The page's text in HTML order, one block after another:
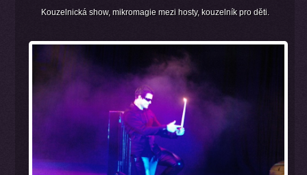
Kouzelnická show, mikromagie mezi hosty, kouzelník pro děti.